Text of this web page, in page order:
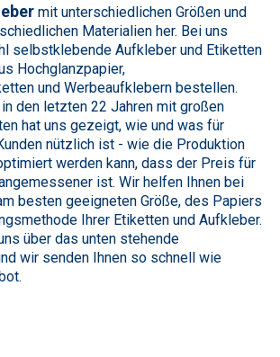
mit unterschiedlichen Größen und
Materialien her. Bei uns
selbstklebende Aufkleber und Etiketten
Hochglanzpapier,
und Werbeaufklebern bestellen.
den letzten 22 Jahren mit großen
hat uns gezeigt, wie und was für
nützlich ist - wie die Produktion
werden kann, dass der Preis für
ist. Wir helfen Ihnen bei
besten geeigneten Größe, des Papiers
Ihrer Etiketten und Aufkleber.
über das unten stehende
wir senden Ihnen so schnell wie